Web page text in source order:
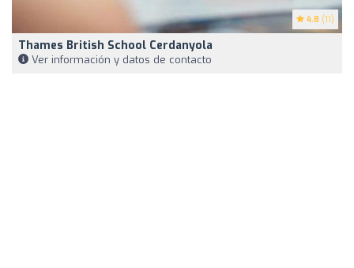
4.8 (11)
Thames British School Cerdanyola
Ver información y datos de contacto